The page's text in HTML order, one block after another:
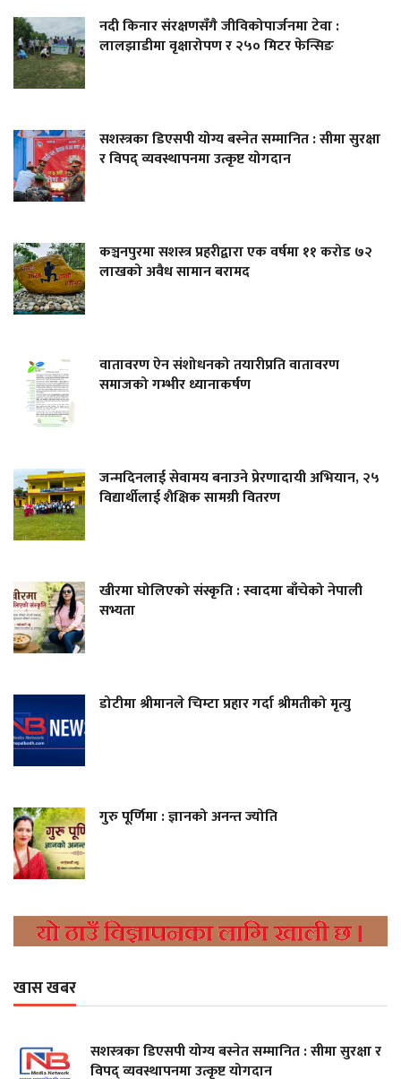
नदी किनार संरक्षणसँगै जीविकोपार्जनमा टेवा :
लालझाडीमा वृक्षारोपण र २५० मिटर फेन्सिङ
सशस्त्रका डिएसपी योग्य बस्नेत सम्मानित : सीमा सुरक्षा
र विपद् व्यवस्थापनमा उत्कृष्ट योगदान
कञ्चनपुरमा सशस्त्र प्रहरीद्वारा एक वर्षमा ११ करोड ७२
लाखको अवैध सामान बरामद
वातावरण ऐन संशोधनको तयारीप्रति वातावरण
समाजको गम्भीर ध्यानाकर्षण
जन्मदिनलाई सेवामय बनाउने प्रेरणादायी अभियान, २५
विद्यार्थीलाई शैक्षिक सामग्री वितरण
खीरमा घोलिएको संस्कृति : स्वादमा बाँचेको नेपाली
सभ्यता
डोटीमा श्रीमानले चिम्टा प्रहार गर्दा श्रीमतीको मृत्यु
गुरु पूर्णिमा : ज्ञानको अनन्त ज्योति
खास खबर
सशस्त्रका डिएसपी योग्य बस्नेत सम्मानित : सीमा सुरक्षा र
विपद् व्यवस्थापनमा उत्कृष्ट योगदान